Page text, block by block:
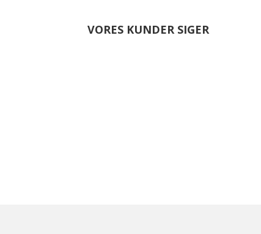
VORES KUNDER SIGER